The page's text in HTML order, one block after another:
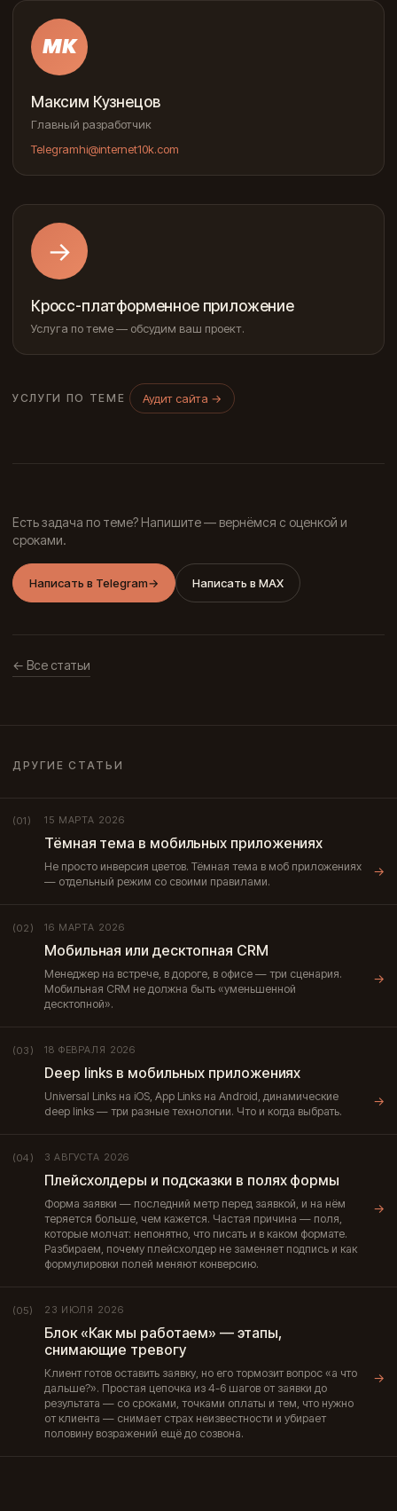
МК
Максим Кузнецов
Главный разработчик
Telegramhi@internet10k.com
→
Кросс-платформенное приложение
Услуга по теме — обсудим ваш проект.
УСЛУГИ ПО ТЕМЕ Аудит сайта →
Есть задача по теме? Напишите — вернёмся с оценкой и
сроками.
Написать в Telegram→ Написать в MAX
← Все статьи
ДРУГИЕ СТАТЬИ
(01) 15 МАРТА 2026
Тёмная тема в мобильных приложениях
Не просто инверсия цветов. Тёмная тема в моб приложениях
— отдельный режим со своими правилами.
→
(02) 16 МАРТА 2026
Мобильная или десктопная CRM
Менеджер на встрече, в дороге, в офисе — три сценария.
Мобильная CRM не должна быть «уменьшенной
десктопной».
→
(03) 18 ФЕВРАЛЯ 2026
Deep links в мобильных приложениях
Universal Links на iOS, App Links на Android, динамические
deep links — три разные технологии. Что и когда выбрать.
→
(04) 3 АВГУСТА 2026
Плейсхолдеры и подсказки в полях формы
Форма заявки — последний метр перед заявкой, и на нём
теряется больше, чем кажется. Частая причина — поля,
которые молчат: непонятно, что писать и в каком формате.
Разбираем, почему плейсхолдер не заменяет подпись и как
формулировки полей меняют конверсию.
→
(05) 23 ИЮЛЯ 2026
Блок «Как мы работаем» — этапы,
снимающие тревогу
Клиент готов оставить заявку, но его тормозит вопрос «а что
дальше?». Простая цепочка из 4-6 шагов от заявки до
результата — со сроками, точками оплаты и тем, что нужно
от клиента — снимает страх неизвестности и убирает
половину возражений ещё до созвона.
→